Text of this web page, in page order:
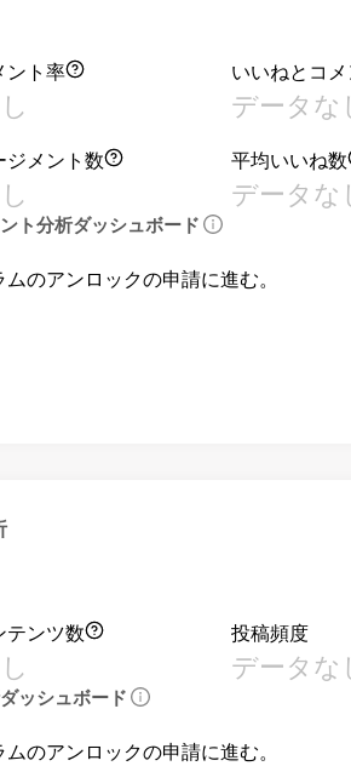
ント率 いいねとコ
データな
ジメント数 平均いいね数
データな
ト分析ダッシュボード
のアンロックの申請に進む。
テンツ数 投稿頻度
データな
ッシュボード
のアンロックの申請に進む。